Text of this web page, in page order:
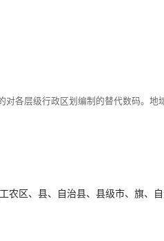
各层级行政区划编制的替代数码。地
区、县、自治县、县级市、旗、